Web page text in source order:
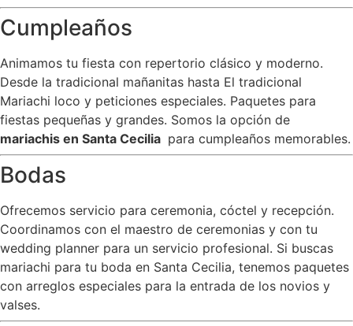
Cumpleaños
Animamos tu fiesta con repertorio clásico y moderno.
Desde la tradicional mañanitas hasta El tradicional
Mariachi loco y peticiones especiales. Paquetes para
fiestas pequeñas y grandes. Somos la opción de
mariachis en Santa Cecilia para cumpleaños memorables.
Bodas
Ofrecemos servicio para ceremonia, cóctel y recepción.
Coordinamos con el maestro de ceremonias y con tu
wedding planner para un servicio profesional. Si buscas
mariachi para tu boda en Santa Cecilia, tenemos paquetes
con arreglos especiales para la entrada de los novios y
valses.